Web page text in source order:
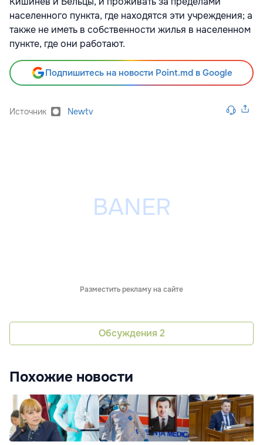
населенного пункта, где находятся эти учреждения; а
также не иметь в собственности жилья в населенном
пункте, где они работают.
Подпишитесь на новости Point.md в Google
Источник Newtv
Разместить рекламу на сайте
Обсуждения 2
Похожие новости